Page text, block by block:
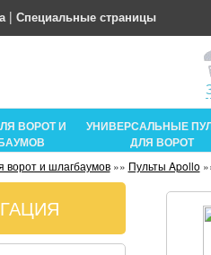
| Специальные страницы
ВОРОТ И
УНИВЕРСАЛЬНЫЕ
ДЛЯ ВОРОТ
ворот и шлагбаумов»» Пульты Apollo